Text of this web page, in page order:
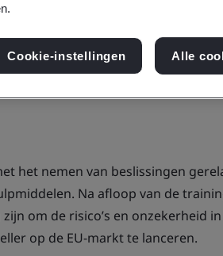
het nemen van beslissingen
Na afloop van de
om de risico’s en onzekerheid in
op de EU-markt te lanceren.
Cookie-instellingen Alle